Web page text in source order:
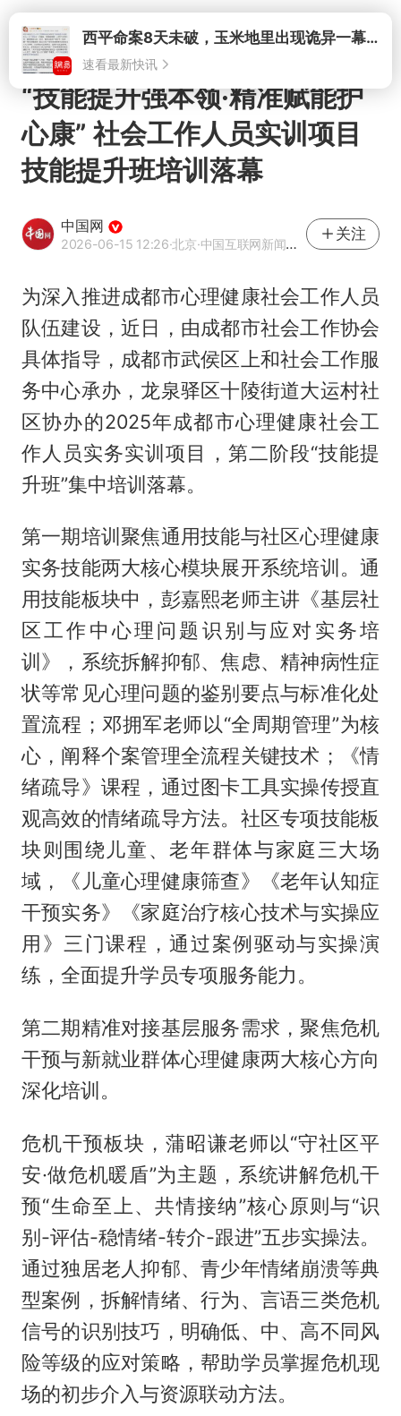
打开
速看最新快讯
“技能提升强本领·精准赋能护
心康” 社会工作人员实训项目
技能提升班培训落幕
中国网
2026-06-15 12:26·北京·中国互联网新闻中心（中国网）官方网易号
关注
为深入推进成都市心理健康社会工作人员
队伍建设，近日，由成都市社会工作协会
具体指导，成都市武侯区上和社会工作服
务中心承办，龙泉驿区十陵街道大运村社
区协办的2025年成都市心理健康社会工
作人员实务实训项目，第二阶段“技能提
升班”集中培训落幕。
第一期培训聚焦通用技能与社区心理健康
实务技能两大核心模块展开系统培训。通
用技能板块中，彭嘉熙老师主讲《基层社
区工作中心理问题识别与应对实务培
训》，系统拆解抑郁、焦虑、精神病性症
状等常见心理问题的鉴别要点与标准化处
置流程；邓拥军老师以“全周期管理”为核
心，阐释个案管理全流程关键技术；《情
绪疏导》课程，通过图卡工具实操传授直
观高效的情绪疏导方法。社区专项技能板
块则围绕儿童、老年群体与家庭三大场
域，《儿童心理健康筛查》《老年认知症
干预实务》《家庭治疗核心技术与实操应
用》三门课程，通过案例驱动与实操演
练，全面提升学员专项服务能力。
第二期精准对接基层服务需求，聚焦危机
干预与新就业群体心理健康两大核心方向
深化培训。
危机干预板块，蒲昭谦老师以“守社区平
安·做危机暖盾”为主题，系统讲解危机干
预“生命至上、共情接纳”核心原则与“识
别-评估-稳情绪-转介-跟进”五步实操法。
通过独居老人抑郁、青少年情绪崩溃等典
型案例，拆解情绪、行为、言语三类危机
信号的识别技巧，明确低、中、高不同风
险等级的应对策略，帮助学员掌握危机现
场的初步介入与资源联动方法。